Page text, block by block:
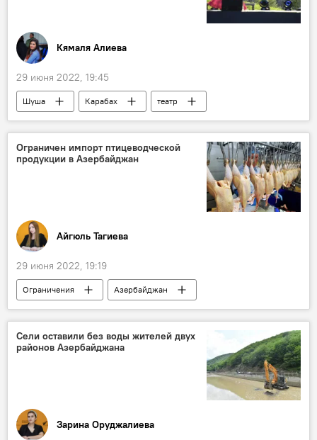
Кямаля Алиева
29 июня 2022, 19:45
Шуша Карабах
театр
спектакль
Ограничен импорт птицеводческой
продукции в Азербайджан
Айгюль Тагиева
29 июня 2022, 19:19
Ограничения
Азербайджан
птицепродукты
Сели оставили без воды жителей двух
районов Азербайджана
Зарина Оруджалиева